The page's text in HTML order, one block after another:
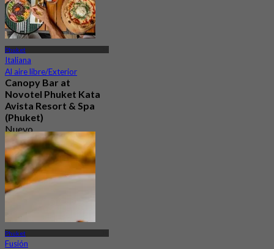
Phuket
Italiana
Al aire libre/Exterior
Canopy Bar at
Novotel Phuket Kata
Avista Resort & Spa
(Phuket)
Nuevo
4.9
Desde฿ 2,250
Phuket
Fusión